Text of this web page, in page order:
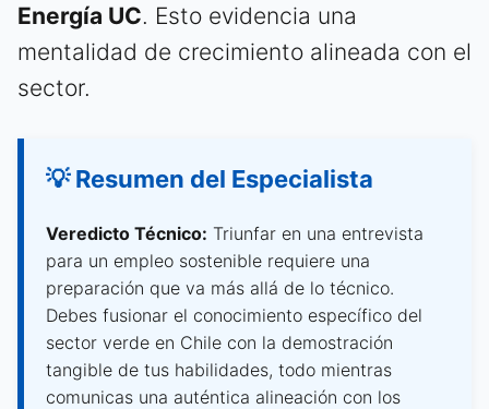
Energía UC. Esto evidencia una
mentalidad de crecimiento alineada con el
sector.
💡 Resumen del Especialista
Veredicto Técnico: Triunfar en una entrevista
para un empleo sostenible requiere una
preparación que va más allá de lo técnico.
Debes fusionar el conocimiento específico del
sector verde en Chile con la demostración
tangible de tus habilidades, todo mientras
comunicas una auténtica alineación con los